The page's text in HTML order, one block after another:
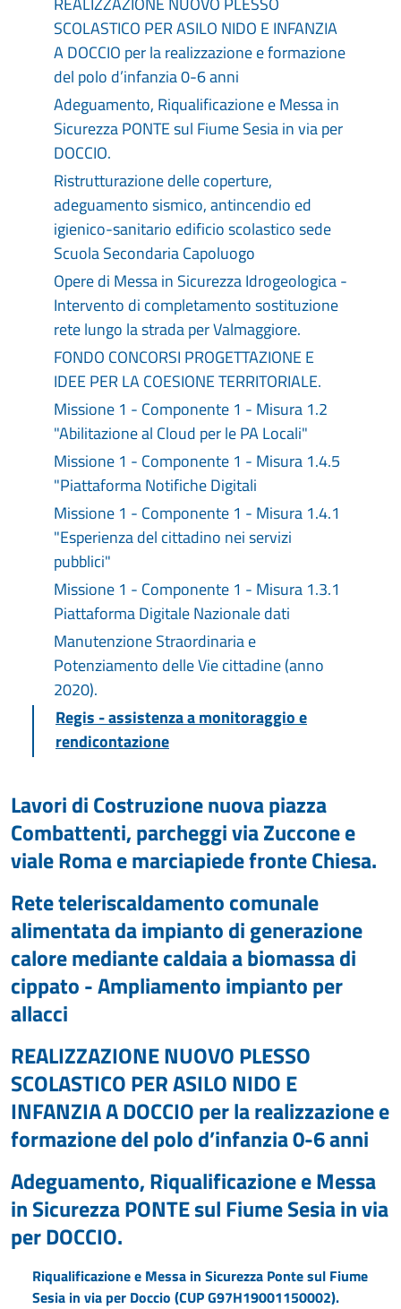
SCOLASTICO PER ASILO NIDO E INFANZIA
A DOCCIO per la realizzazione e formazione
del polo d’infanzia 0-6 anni
Adeguamento, Riqualificazione e Messa in
Sicurezza PONTE sul Fiume Sesia in via per
DOCCIO.
Ristrutturazione delle coperture,
adeguamento sismico, antincendio ed
igienico-sanitario edificio scolastico sede
Scuola Secondaria Capoluogo
Opere di Messa in Sicurezza Idrogeologica -
Intervento di completamento sostituzione
rete lungo la strada per Valmaggiore.
FONDO CONCORSI PROGETTAZIONE E
IDEE PER LA COESIONE TERRITORIALE.
Missione 1 - Componente 1 - Misura 1.2
"Abilitazione al Cloud per le PA Locali"
Missione 1 - Componente 1 - Misura 1.4.5
"Piattaforma Notifiche Digitali
Missione 1 - Componente 1 - Misura 1.4.1
"Esperienza del cittadino nei servizi
pubblici"
Missione 1 - Componente 1 - Misura 1.3.1
Piattaforma Digitale Nazionale dati
Manutenzione Straordinaria e
Potenziamento delle Vie cittadine (anno
2020).
Regis - assistenza a monitoraggio e
rendicontazione
Lavori di Costruzione nuova piazza
Combattenti, parcheggi via Zuccone e
viale Roma e marciapiede fronte Chiesa.
Rete teleriscaldamento comunale
alimentata da impianto di generazione
calore mediante caldaia a biomassa di
cippato - Ampliamento impianto per
allacci
REALIZZAZIONE NUOVO PLESSO
SCOLASTICO PER ASILO NIDO E
INFANZIA A DOCCIO per la realizzazione e
formazione del polo d’infanzia 0-6 anni
Adeguamento, Riqualificazione e Messa
in Sicurezza PONTE sul Fiume Sesia in via
per DOCCIO.
Riqualificazione e Messa in Sicurezza Ponte sul Fiume
Sesia in via per Doccio (CUP G97H19001150002).